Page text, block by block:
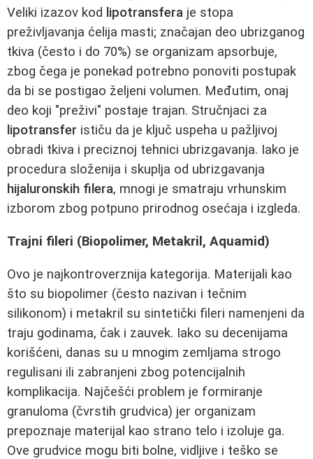
Veliki izazov kod lipotransfera je stopa
preživljavanja ćelija masti; značajan deo ubrizganog
tkiva (često i do 70%) se organizam apsorbuje,
zbog čega je ponekad potrebno ponoviti postupak
da bi se postigao željeni volumen. Međutim, onaj
deo koji "preživi" postaje trajan. Stručnjaci za
lipotransfer ističu da je ključ uspeha u pažljivoj
obradi tkiva i preciznoj tehnici ubrizgavanja. Iako je
procedura složenija i skuplja od ubrizgavanja
hijaluronskih filera, mnogi je smatraju vrhunskim
izborom zbog potpuno prirodnog osećaja i izgleda.
Trajni fileri (Biopolimer, Metakril, Aquamid)
Ovo je najkontroverznija kategorija. Materijali kao
što su biopolimer (često nazivan i tečnim
silikonom) i metakril su sintetički fileri namenjeni da
traju godinama, čak i zauvek. Iako su decenijama
korišćeni, danas su u mnogim zemljama strogo
regulisani ili zabranjeni zbog potencijalnih
komplikacija. Najčešći problem je formiranje
granuloma (čvrstih grudvica) jer organizam
prepoznaje materijal kao strano telo i izoluje ga.
Ove grudvice mogu biti bolne, vidljive i teško se